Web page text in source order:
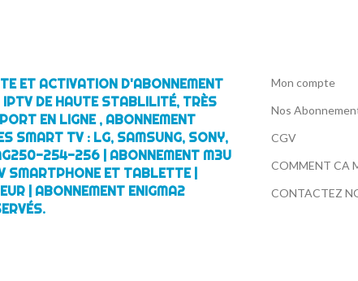
ET ACTIVATION D'ABONNEMENT
IPTV DE HAUTE STABLILITÉ, TRÈS
EN LIGNE , ABONNEMENT
SMART TV : LG, SAMSUNG, SONY,
254-256 | ABONNEMENT M3U
SMARTPHONE ET TABLETTE |
| ABONNEMENT ENIGMA2
Mon compte
Nos
CGV
COMMENT CA
CONTACTEZ